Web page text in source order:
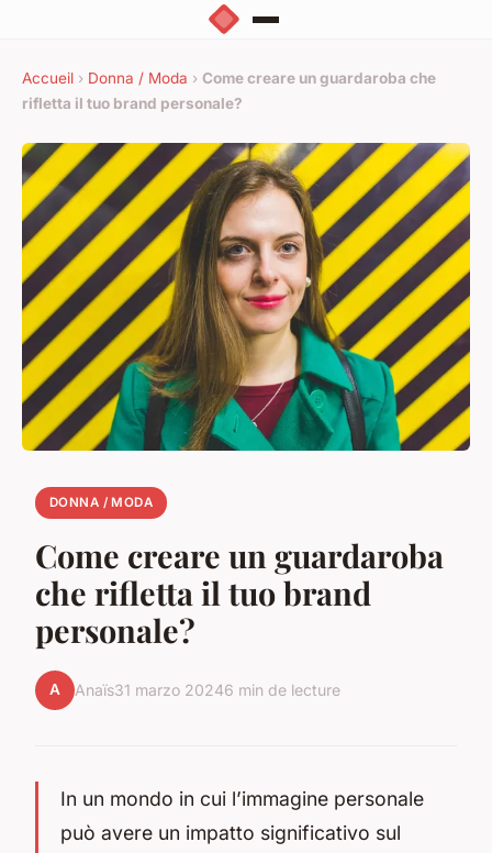
Accueil › Donna / Moda › Come creare un guardaroba che
rifletta il tuo brand personale?
DONNA / MODA
Come creare un guardaroba
che rifletta il tuo brand
personale?
A Anaïs31 marzo 20246 min de lecture
In un mondo in cui l’immagine personale
può avere un impatto significativo sul